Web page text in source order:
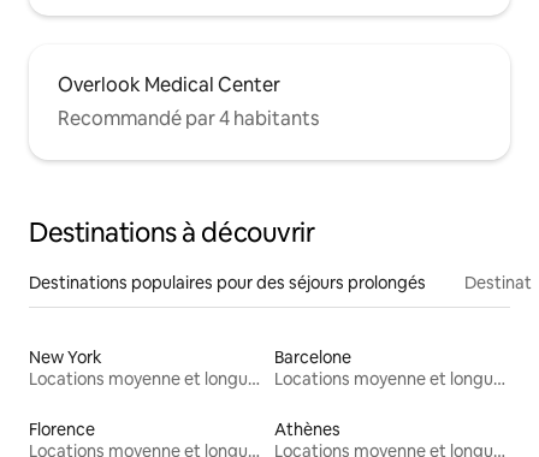
Overlook Medical Center
Recommandé par 4 habitants
Destinations à découvrir
Destinations populaires pour des séjours prolongés
New York
Locations moyenne et longue durée
Barcelone
Locations moyenne et longue durée
Florence
Locations moyenne et longue durée
Athènes
Locations moyenne et longue durée